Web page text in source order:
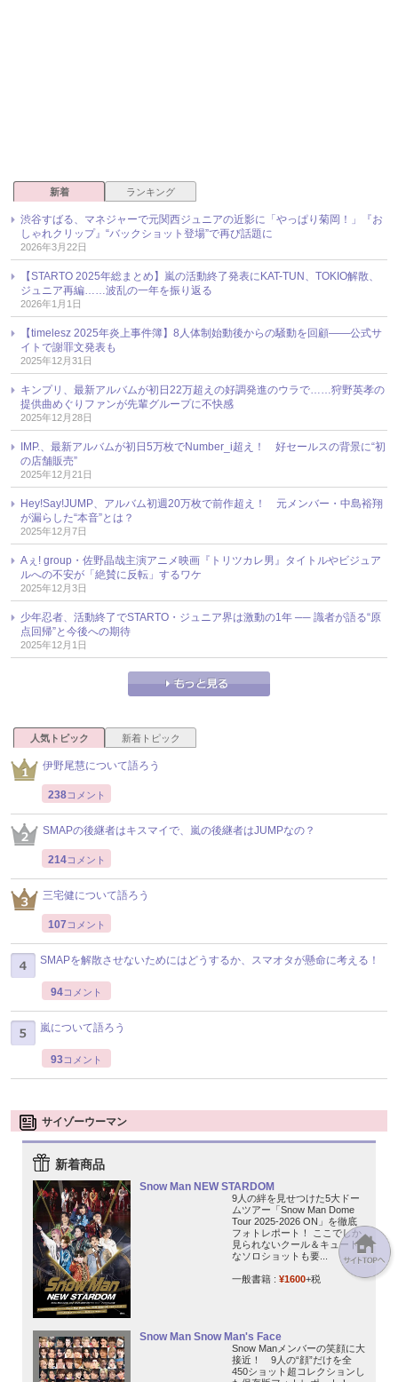
新着 ランキング
渋谷すばる、マネジャーで元関西ジュニアの近影に「やっぱり菊岡！」『お
しゃれクリップ』“バックショット登場”で再び話題に
2026年3月22日
【STARTO 2025年総まとめ】嵐の活動終了発表にKAT-TUN、TOKIO解散、
ジュニア再編……波乱の一年を振り返る
2026年1月1日
【timelesz 2025年炎上事件簿】8人体制始動後からの騒動を回顧――公式サ
イトで謝罪文発表も
2025年12月31日
キンプリ、最新アルバムが初日22万超えの好調発進のウラで……狩野英孝の
提供曲めぐりファンが先輩グループに不快感
2025年12月28日
IMP.、最新アルバムが初日5万枚でNumber_i超え！ 好セールスの背景に“初
の店舗販売”
2025年12月21日
Hey!Say!JUMP、アルバム初週20万枚で前作超え！ 元メンバー・中島裕翔
が漏らした“本音”とは？
2025年12月7日
Aぇ! group・佐野晶哉主演アニメ映画『トリツカレ男』タイトルやビジュア
ルへの不安が「絶賛に反転」するワケ
2025年12月3日
少年忍者、活動終了でSTARTO・ジュニア界は激動の1年 ── 識者が語る“原
点回帰”と今後への期待
2025年12月1日
人気トピック 新着トピック
伊野尾慧について語ろう
238コメント
SMAPの後継者はキスマイで、嵐の後継者はJUMPなの？
214コメント
三宅健について語ろう
107 コメント
SMAPを解散させないためにはどうするか、スマオタが懸命に考える！
94コメント
嵐について語ろう
93コメント
サイゾーウーマン
新着商品
Snow Man NEW STARDOM
9人の絆を見せつけた5大ドー
ムツアー「Snow Man Dome
Tour 2025-2026 ON」を徹底
フォトレポート！ ここでしか
見られないクール＆キュート
なソロショットも要...
一般書籍 : ¥1600+税
Snow Man Snow Man's Face
Snow Manメンバーの笑顔に大
接近！ 9人の“顔”だけを全
450ショット超コレクションし